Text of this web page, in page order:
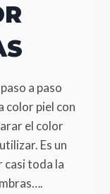
a paso
color piel con
el color
Es un
casi toda la